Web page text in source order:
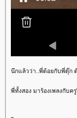
นึกแล้วว่า..พี่ต้อยกับพี่ตุ๊ก
พี่ทั้งสอง มาร้องเพลงกับ